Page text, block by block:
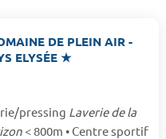
DE PLEIN AIR -
ELYSÉE ★
pressing Laverie de la
< 800m • Centre sportif